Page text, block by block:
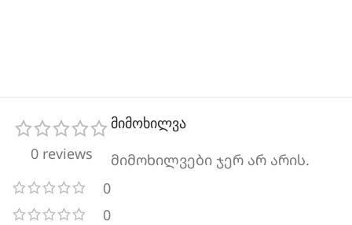
0 reviews
0
0
მიმოხილვა
მიმოხილვები ჯერ არ არის.